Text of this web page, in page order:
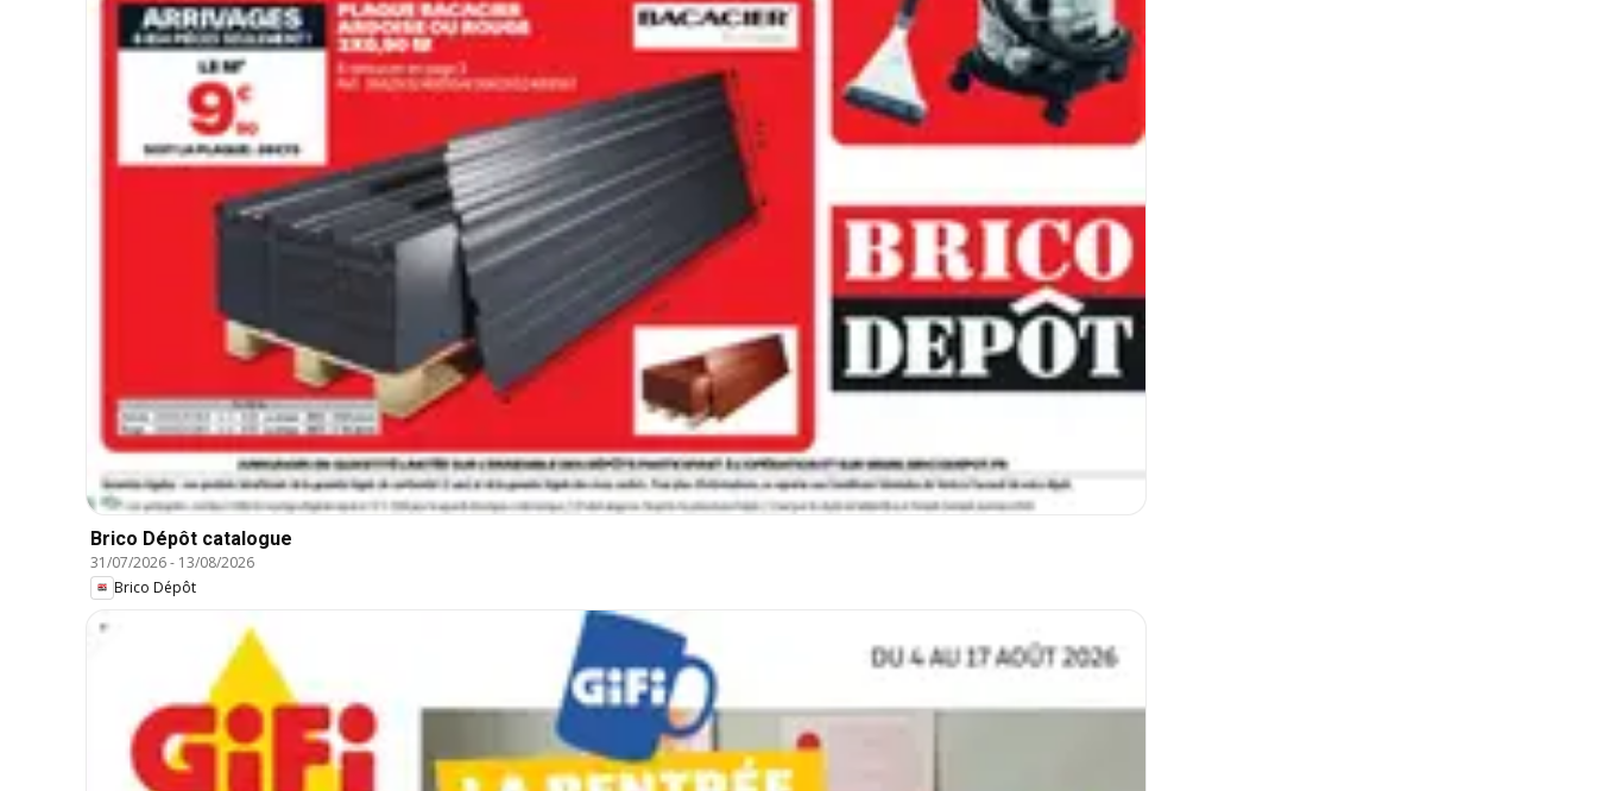
Brico Dépôt catalogue
31/07/2026- 13/08/2026
Brico Dépôt